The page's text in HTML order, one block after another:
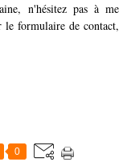
n'hésitez pas à me
leformulaire de contact,
0